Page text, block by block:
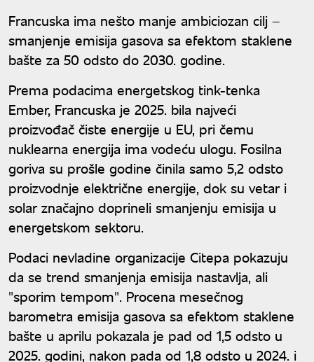
Francuska ima nešto manje ambiciozan cilj –
smanjenje emisija gasova sa efektom staklene
bašte za 50 odsto do 2030. godine.
Prema podacima energetskog tink-tenka
Ember, Francuska je 2025. bila najveći
proizvođač čiste energije u EU, pri čemu
nuklearna energija ima vodeću ulogu. Fosilna
goriva su prošle godine činila samo 5,2 odsto
proizvodnje električne energije, dok su vetar i
solar značajno doprineli smanjenju emisija u
energetskom sektoru.
Podaci nevladine organizacije Citepa pokazuju
da se trend smanjenja emisija nastavlja, ali
"sporim tempom". Procena mesečnog
barometra emisija gasova sa efektom staklene
bašte u aprilu pokazala je pad od 1,5 odsto u
2025. godini, nakon pada od 1,8 odsto u 2024. i